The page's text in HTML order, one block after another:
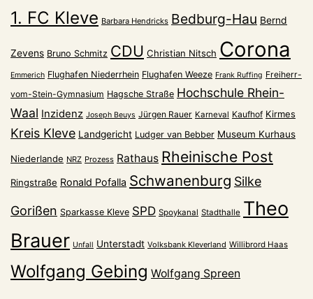
1. FC Kleve Barbara Hendricks Bedburg-Hau Bernd
Zevens Bruno Schmitz CDU Christian Nitsch Corona
Emmerich Flughafen Niederrhein Flughafen Weeze Frank Ruffing Freiherr-
vom-Stein-Gymnasium Hagsche Straße Hochschule Rhein-
Waal Inzidenz Joseph Beuys Jürgen Rauer Karneval Kaufhof Kirmes
Kreis Kleve Landgericht Ludger van Bebber Museum Kurhaus
Niederlande NRZ Prozess Rathaus Rheinische Post
Ringstraße Ronald Pofalla Schwanenburg Silke
Gorißen Sparkasse Kleve SPD Spoykanal Stadthalle Theo
Brauer Unfall Unterstadt Volksbank Kleverland Willibrord Haas
Wolfgang Gebing Wolfgang Spreen